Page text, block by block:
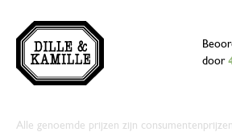
door
Alle genoemde prijzen zijn